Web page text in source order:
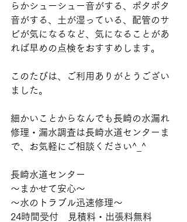
らかシューシュー音がする、ポタポタ
音がする、土が湿っている、配管のサ
ビが気になるなど、気になることがあ
れば早めの点検をおすすめします。
このたびは、ご利用ありがとうござい
ました。
細かいことからなんでも長崎の水漏れ
修理・漏水調査は長崎水道センターま
で、お気軽にご相談ください^_^
長崎水道センター
〜まかせて安心〜
〜水のトラブル迅速修理〜
24時間受付　見積料・出張料無料